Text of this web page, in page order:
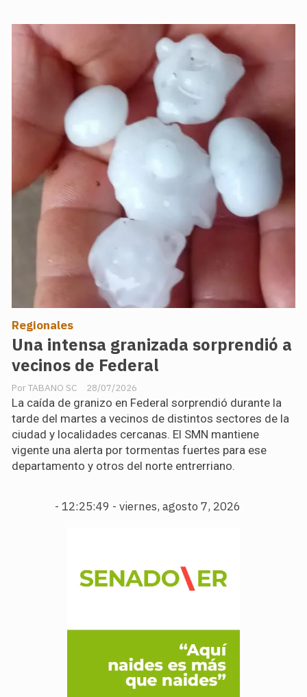
Una intensa granizada sorprendió a
vecinos de Federal
TABANO SC
Regionales
28/07/2026
La caída de granizo en Federal sorprendió durante la
tarde del martes a vecinos de distintos sectores de la
ciudad y localidades cercanas. El SMN mantiene
vigente una alerta por tormentas fuertes para ese
departamento y otros del norte entrerriano.
- 12:25:50 - viernes, agosto 7, 2026